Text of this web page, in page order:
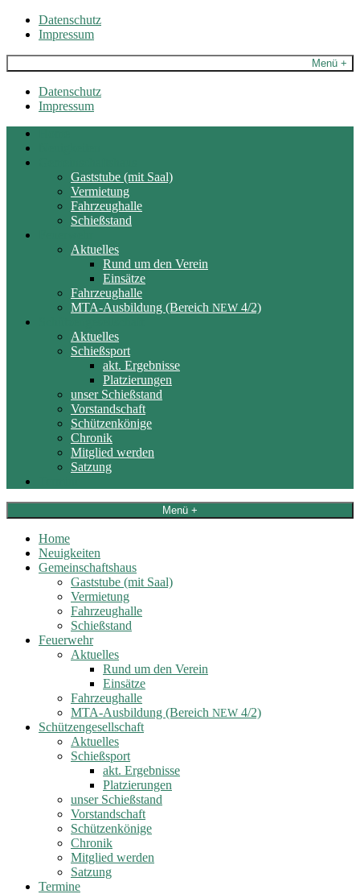
Skip
Datenschutz
Impressum
Menü +
Datenschutz
Impressum
Gaststube (mit Saal)
Vermietung
Fahrzeughalle
Schießstand
Aktuelles
Rund um den Verein
Einsätze
Fahrzeughalle
MTA-Ausbildung (Bereich NEW 4/2)
Aktuelles
Schießsport
akt. Ergebnisse
Platzierungen
unser Schießstand
Vorstandschaft
Schützenkönige
Chronik
Mitglied werden
Satzung
Menü +
Home
Neuigkeiten
Gemeinschaftshaus
Gaststube (mit Saal)
Vermietung
Fahrzeughalle
Schießstand
Feuerwehr
Aktuelles
Rund um den Verein
Einsätze
Fahrzeughalle
MTA-Ausbildung (Bereich NEW 4/2)
Schützengesellschaft
Aktuelles
Schießsport
akt. Ergebnisse
Platzierungen
unser Schießstand
Vorstandschaft
Schützenkönige
Chronik
Mitglied werden
Satzung
Termine